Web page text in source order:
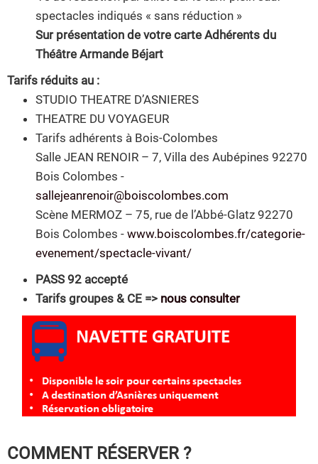
spectacles indiqués « sans réduction »
Sur présentation de votre carte Adhérents du
Théâtre Armande Béjart
Tarifs réduits au :
STUDIO THEATRE D’ASNIERES
THEATRE DU VOYAGEUR
Tarifs adhérents à Bois-Colombes
Salle JEAN RENOIR – 7, Villa des Aubépines 92270
Bois Colombes -
sallejeanrenoir@boiscolombes.com
Scène MERMOZ – 75, rue de l’Abbé-Glatz 92270
Bois Colombes - www.boiscolombes.fr/categorie-
evenement/spectacle-vivant/
PASS 92 accepté
Tarifs groupes & CE => nous consulter
COMMENT RÉSERVER ?